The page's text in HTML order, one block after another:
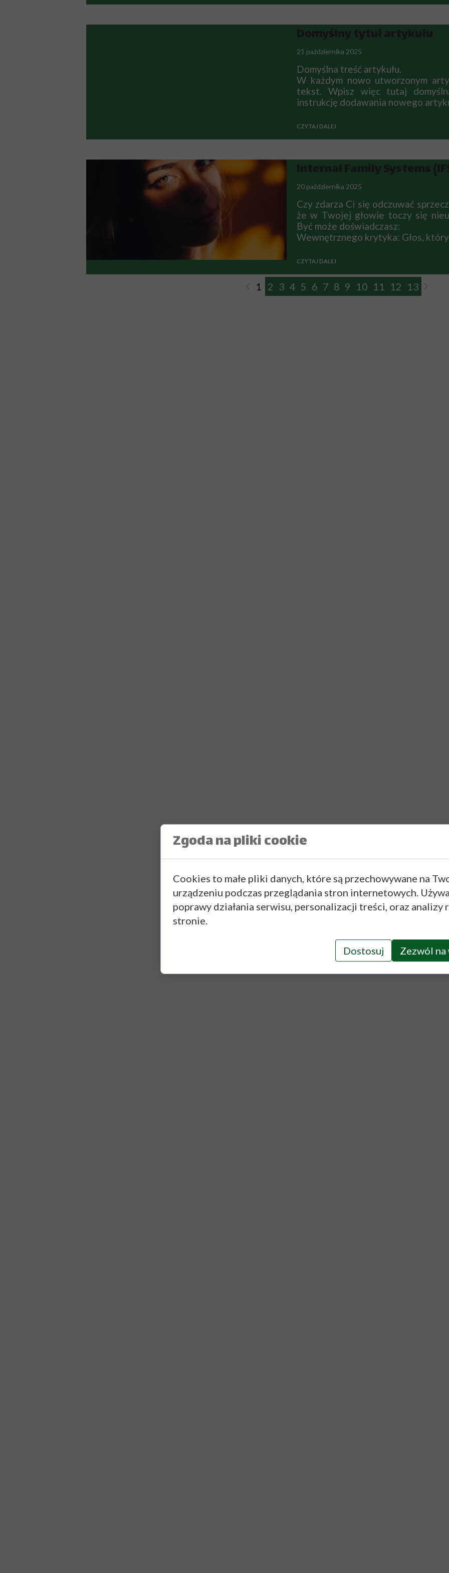
Masaż Dotyk Motyla
Łagodna Bio Energetyka
Medytacje dla firm
Domyślny tytuł artykułu
21 października 2025
Domyślna treść artykułu.
W każdym nowo utworzonym
tekst. Wpisz więc tutaj
instrukcję dodawania nowego
CZYTAJ DALEJ
Internal Family Systems
20 października 2025
Czy zdarza Ci się odczuwać
że w Twojej głowie toczy się
Być może doświadczasz:
Wewnętrznego krytyka: Głos,
CZYTAJ DALEJ
1 2 3 4 5 6 7 8 9 10 11 12 13
Access Bars
Masaż Dotyk Motyla
Łagodna Bio Energetyka
Healy
BIOFEEDBACK
Zgoda na pliki cookie
Cookies to małe pliki danych, które są przechowywane na
urządzeniu podczas przeglądania stron internetowych.
poprawy działania serwisu, personalizacji treści, oraz analizy
stronie.
Dostosuj Zezwól